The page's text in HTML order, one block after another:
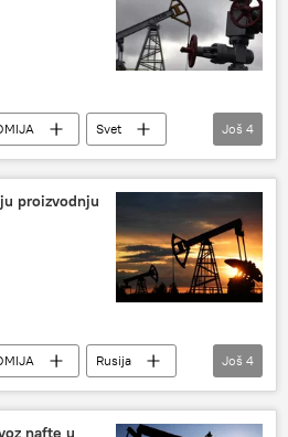
Svet
OPEK
Još 4
proizvodnju
Rusija
nafta
Kazahstan
Još 4
nafte u